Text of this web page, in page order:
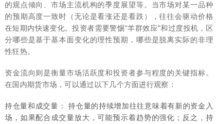
的观点倾向、市场主流机构的季度展望等。当市场对某一品种
的预期高度一致时（无论是看涨还是看跌），往往会驱动价格
在短期内快速变化。投资者需要警惕“羊群效应”和过度投机，区
分哪些是基于基本面变化的理性预期，哪些是脱离实际的非理
性狂热。
资金流向则是衡量市场活跃度和投资者参与程度的关键指标。
在国内期货市场，可以通过以下几个方面进行观察：
持仓量和成交量： 持仓量的持续增加往往意味着有新的资金入
场，如果配合成交量放大，可能预示着趋势的强化；反之，持